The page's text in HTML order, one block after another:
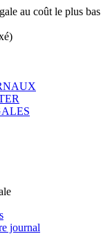
au coût le plus bas
journal